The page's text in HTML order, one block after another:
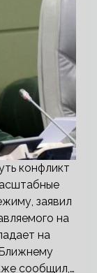
конфликт
заявил
на
на
сообщил,…